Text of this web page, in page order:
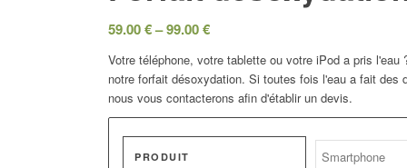
59.00€–99.00€
Votre téléphone, votre tablette ou votre iPod a pris
notre forfait désoxydation. Si toutes fois l'eau a fait des
nous vous contacterons afin d'établir un devis.
PRODUIT